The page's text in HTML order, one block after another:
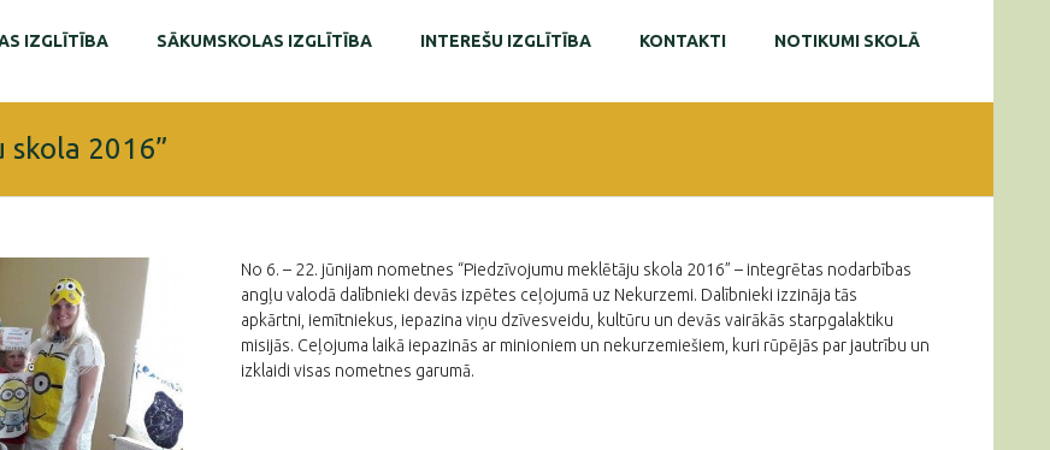
IZGLĪTĪBA SĀKUMSKOLAS IZGLĪTĪBA INTEREŠU IZGLĪTĪBA KONTAKTI NOTIKUMI SKOLĀ
2016”
No 6. – 22. jūnijam nometnes “Piedzīvojumu meklētāju skola 2016” – integrētas nodarbības
angļu valodā dalībnieki devās izpētes ceļojumā uz Nekurzemi. Dalībnieki izzināja tās
apkārtni, iemītniekus, iepazina viņu dzīvesveidu, kultūru un devās vairākās starpgalaktiku
misijās. Ceļojuma laikā iepazinās ar minioniem un nekurzemiešiem, kuri rūpējās par jautrību un
izklaidi visas nometnes garumā.